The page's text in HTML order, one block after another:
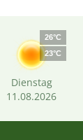
26°C
23°C
Dienstag
11.08.2026